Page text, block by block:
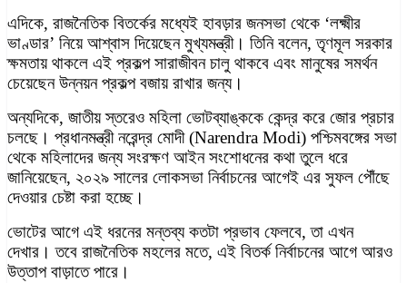
এদিকে, রাজনৈতিক বিতর্কের মধ্যেই হাবড়ার জনসভা থেকে ‘লক্ষ্মীর
ভাণ্ডার’ নিয়ে আশ্বাস দিয়েছেন মুখ্যমন্ত্রী। তিনি বলেন, তৃণমূল সরকার
ক্ষমতায় থাকলে এই প্রকল্প সারাজীবন চালু থাকবে এবং মানুষের সমর্থন
চেয়েছেন উন্নয়ন প্রকল্প বজায় রাখার জন্য।
অন্যদিকে, জাতীয় স্তরেও মহিলা ভোটব্যাঙ্ককে কেন্দ্র করে জোর প্রচার
চলছে। প্রধানমন্ত্রী নরেন্দ্র মোদী (Narendra Modi) পশ্চিমবঙ্গের সভা
থেকে মহিলাদের জন্য সংরক্ষণ আইন সংশোধনের কথা তুলে ধরে
জানিয়েছেন, ২০২৯ সালের লোকসভা নির্বাচনের আগেই এর সুফল পৌঁছে
দেওয়ার চেষ্টা করা হচ্ছে।
ভোটের আগে এই ধরনের মন্তব্য কতটা প্রভাব ফেলবে, তা এখন
দেখার। তবে রাজনৈতিক মহলের মতে, এই বিতর্ক নির্বাচনের আগে আরও
উত্তাপ বাড়াতে পারে।